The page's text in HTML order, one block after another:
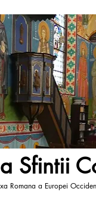
Sfintii
Romana a Europei